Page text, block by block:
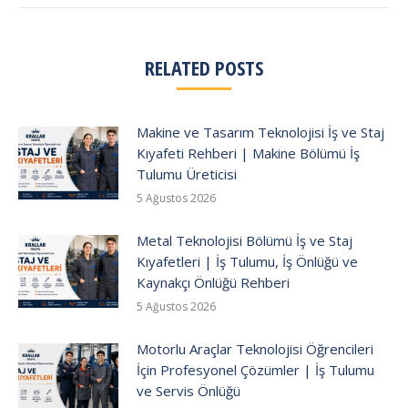
RELATED POSTS
Makine ve Tasarım Teknolojisi İş ve Staj
Kıyafeti Rehberi | Makine Bölümü İş
Tulumu Üreticisi
5 Ağustos 2026
Metal Teknolojisi Bölümü İş ve Staj
Kıyafetleri | İş Tulumu, İş Önlüğü ve
Kaynakçı Önlüğü Rehberi
5 Ağustos 2026
Motorlu Araçlar Teknolojisi Öğrencileri
İçin Profesyonel Çözümler | İş Tulumu
ve Servis Önlüğü